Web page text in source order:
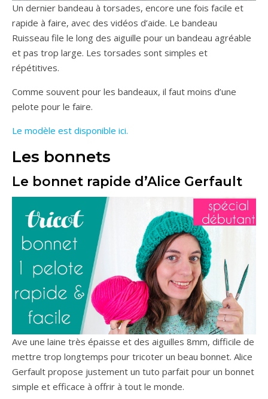
Un dernier bandeau à torsades, encore une fois facile et
rapide à faire, avec des vidéos d’aide. Le bandeau
Ruisseau file le long des aiguille pour un bandeau agréable
et pas trop large. Les torsades sont simples et
répétitives.
Comme souvent pour les bandeaux, il faut moins d’une
pelote pour le faire.
Le modèle est disponible ici.
Les bonnets
Le bonnet rapide d’Alice Gerfault
Ave une laine très épaisse et des aiguilles 8mm, difficile de
mettre trop longtemps pour tricoter un beau bonnet. Alice
Gerfault propose justement un tuto parfait pour un bonnet
simple et efficace à offrir à tout le monde.